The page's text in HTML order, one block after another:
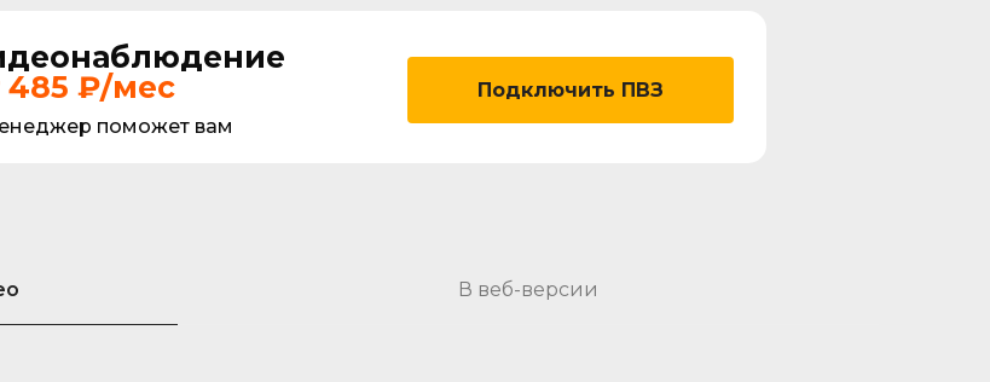
485 ₽/мес
Подключить ПВЗ
поможет вам
В веб-версии